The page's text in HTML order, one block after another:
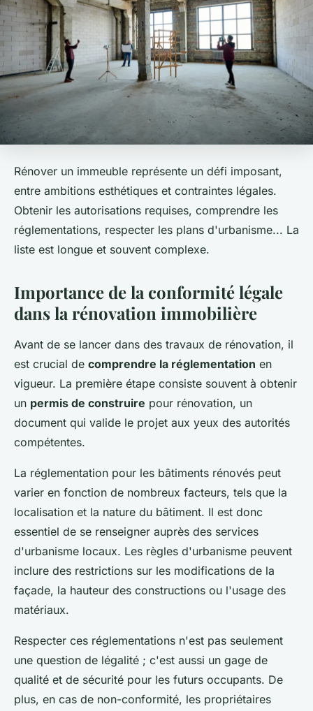
Rénover un immeuble représente un défi imposant,
entre ambitions esthétiques et contraintes légales.
Obtenir les autorisations requises, comprendre les
réglementations, respecter les plans d'urbanisme... La
liste est longue et souvent complexe.
Importance de la conformité légale
dans la rénovation immobilière
Avant de se lancer dans des travaux de rénovation, il
est crucial de comprendre la réglementation en
vigueur. La première étape consiste souvent à obtenir
un permis de construire pour rénovation, un
document qui valide le projet aux yeux des autorités
compétentes.
La réglementation pour les bâtiments rénovés peut
varier en fonction de nombreux facteurs, tels que la
localisation et la nature du bâtiment. Il est donc
essentiel de se renseigner auprès des services
d'urbanisme locaux. Les règles d'urbanisme peuvent
inclure des restrictions sur les modifications de la
façade, la hauteur des constructions ou l'usage des
matériaux.
Respecter ces réglementations n'est pas seulement
une question de légalité ; c'est aussi un gage de
qualité et de sécurité pour les futurs occupants. De
plus, en cas de non-conformité, les propriétaires